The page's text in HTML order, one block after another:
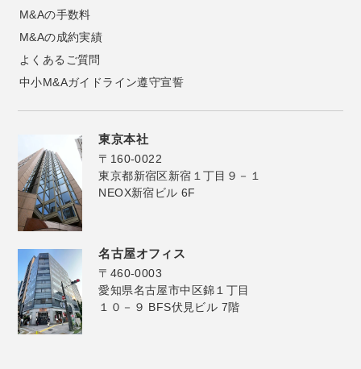
M&Aの手数料
M&Aの成約実績
よくあるご質問
中小M&Aガイドライン遵守宣誓
東京本社
〒160-0022
東京都新宿区新宿１丁目９－１
NEOX新宿ビル 6F
名古屋オフィス
〒460-0003
愛知県名古屋市中区錦１丁目
１０－９ BFS伏見ビル 7階